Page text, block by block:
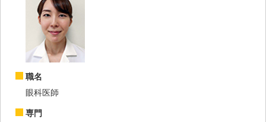
職名
眼科医師
専門